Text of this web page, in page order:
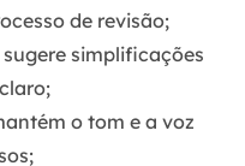
de revisão;
sugere simplificações
o tom e a voz